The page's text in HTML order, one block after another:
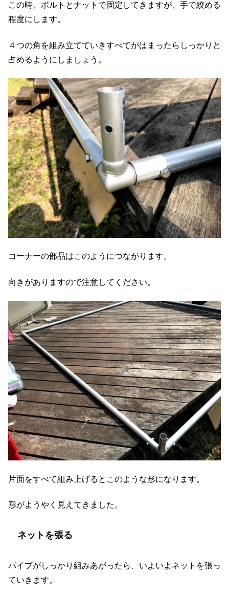
この時、ボルトとナットで固定してきますが、手で絞める
程度にします。
４つの角を組み立てていきすべてがはまったらしっかりと
占めるようにしましょう。
コーナーの部品はこのようにつながります。
向きがありますので注意してください。
片面をすべて組み上げるとこのような形になります。
形がようやく見えてきました。
ネットを張る
パイプがしっかり組みあがったら、いよいよネットを張っ
ていきます。